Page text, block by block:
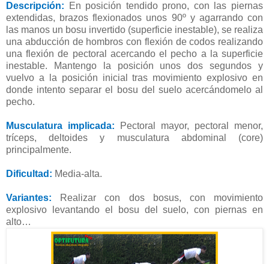
Descripción:
En posición tendido prono, con las piernas
extendidas, brazos flexionados unos 90º y agarrando con
las manos un bosu invertido (superficie inestable), se realiza
una abducción de hombros con flexión de codos realizando
una flexión de pectoral acercando el pecho a la superficie
inestable. Mantengo la posición unos dos segundos y
vuelvo a la posición inicial tras movimiento explosivo en
donde intento separar el bosu del suelo acercándomelo al
pecho.
Musculatura implicada:
Pectoral mayor, pectoral menor,
tríceps, deltoides y musculatura abdominal (core)
principalmente.
Dificultad: Media-alta.
Variantes: Realizar con dos bosus, con movimiento
explosivo levantando el bosu del suelo, con piernas en
alto…